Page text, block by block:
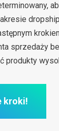
sprzedaży
produkty
kroki!